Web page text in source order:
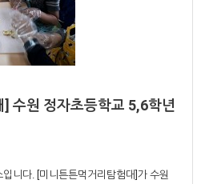
수원 정자초등학교 5,6학년
니다. [미니튼튼먹거리탐험대]가 수원